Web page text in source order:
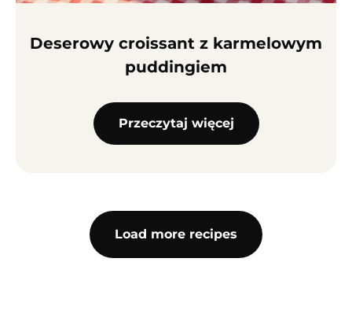
Deserowy croissant z karmelowym
puddingiem
Przeczytaj więcej
Load more recipes